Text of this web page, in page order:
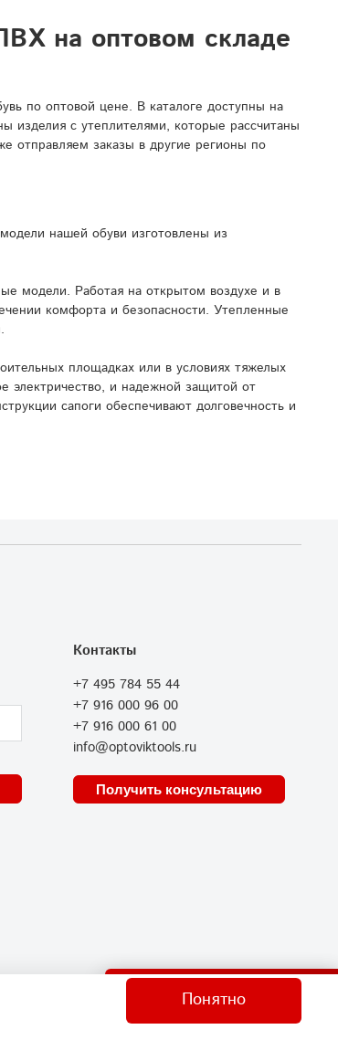
на оптовом складе
по оптовой цене. В каталоге доступны на
изделия с утеплителями, которые рассчитаны
отправляем заказы в другие регионы по
нашей обуви изготовлены из
модели. Работая на открытом воздухе и в
комфорта и безопасности. Утепленные
площадках или в условиях тяжелых
электричество, и надежной защитой от
сапоги обеспечивают долговечность и
Контакты
+7 495 784 55 44
+7 916 000 96 00
+7 916 000 61 00
info@optoviktools.ru
Получить консультацию
Понятно
Отправить нам сообщение